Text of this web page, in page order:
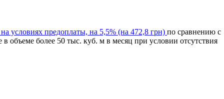
условиях предоплаты, на 5,5% (на 472,8 грн) по сравнению с
объеме более 50 тыс. куб. м в месяц при условии отсутствия